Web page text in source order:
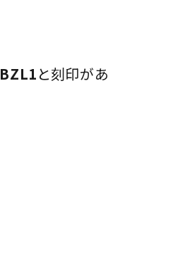
と刻印があ